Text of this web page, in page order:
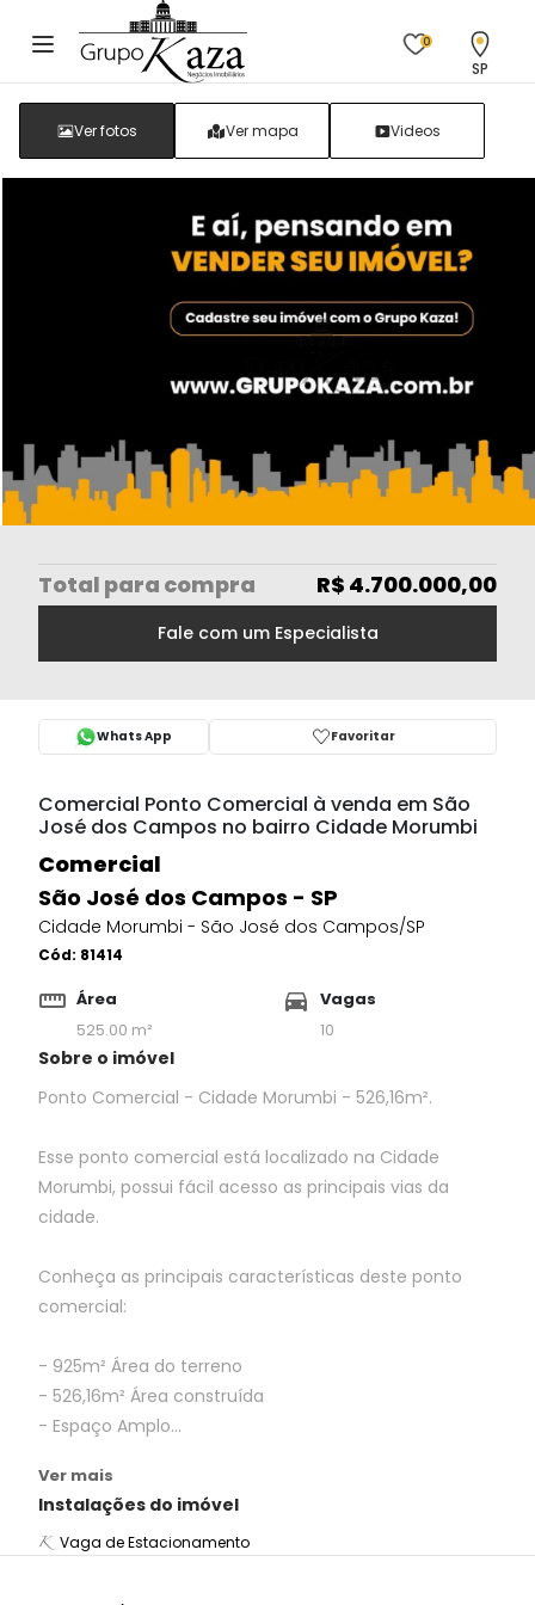
0
SP
Ver fotos Ver mapa Videos
Comercial Ponto Comercial à venda em São
José dos Campos no bairro Cidade Morumbi
Comercial
São José dos Campos - SP
Cidade Morumbi - São José dos Campos/SP
Cód: 81414
Área
525.00 m²
Vagas
10
Sobre o imóvel
Ponto Comercial - Cidade Morumbi - 526,16m².
Esse ponto comercial está localizado na Cidade
Morumbi, possui fácil acesso as principais vias da
cidade.
Conheça as principais características deste ponto
comercial:
- 925m² Área do terreno
- 526,16m² Área construída
- Espaço Amplo...
Ver mais
Instalações do imóvel
Vaga de Estacionamento
Total para compra R$ 4.700.000,00
Fale com um Especialista
Whats App Favoritar